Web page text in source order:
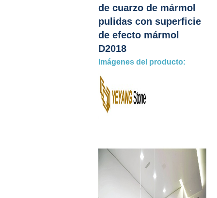
de cuarzo de mármol
pulidas con superficie
de efecto mármol
D2018
Imágenes del producto: